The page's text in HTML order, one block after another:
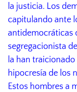
la justicia. Los
capitulando ante
antidemocráticas
segregacionista
la han
hipocresía de los
Estos hombres a